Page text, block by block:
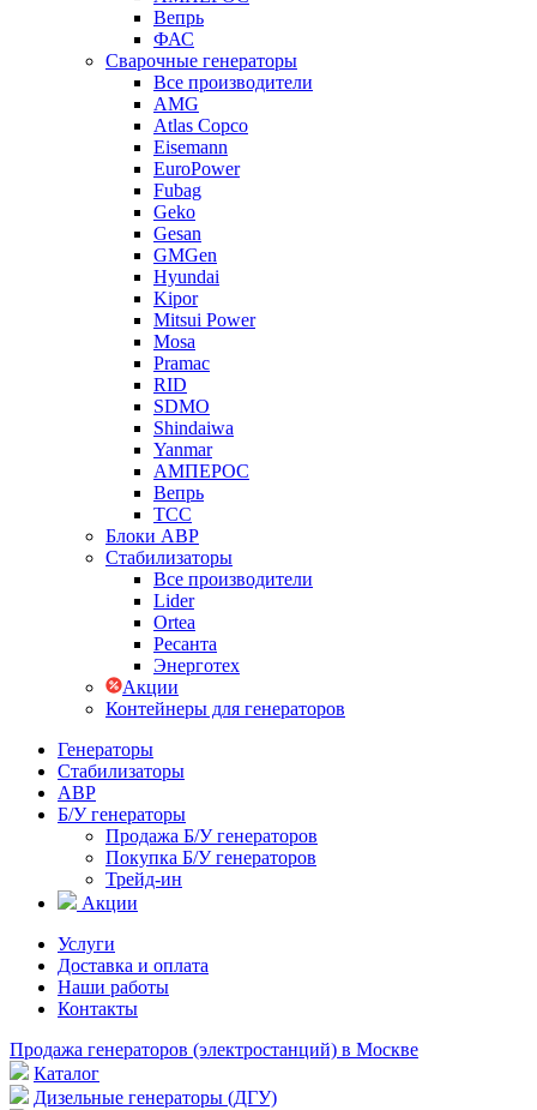
Вепрь
ФАС
Сварочные генераторы
Все производители
AMG
Atlas Copco
Eisemann
EuroPower
Fubag
Geko
Gesan
GMGen
Hyundai
Kipor
Mitsui Power
Mosa
Pramac
RID
SDMO
Shindaiwa
Yanmar
АМПЕРОС
Вепрь
ТСС
Блоки АВР
Стабилизаторы
Все производители
Lider
Ortea
Ресанта
Энерготех
Акции
Контейнеры для генераторов
Генераторы
Стабилизаторы
АВР
Б/У генераторы
Продажа Б/У генераторов
Покупка Б/У генераторов
Трейд-ин
Акции
Услуги
Доставка и оплата
Наши работы
Контакты
Продажа генераторов (электростанций) в Москве
Каталог
Дизельные генераторы (ДГУ)